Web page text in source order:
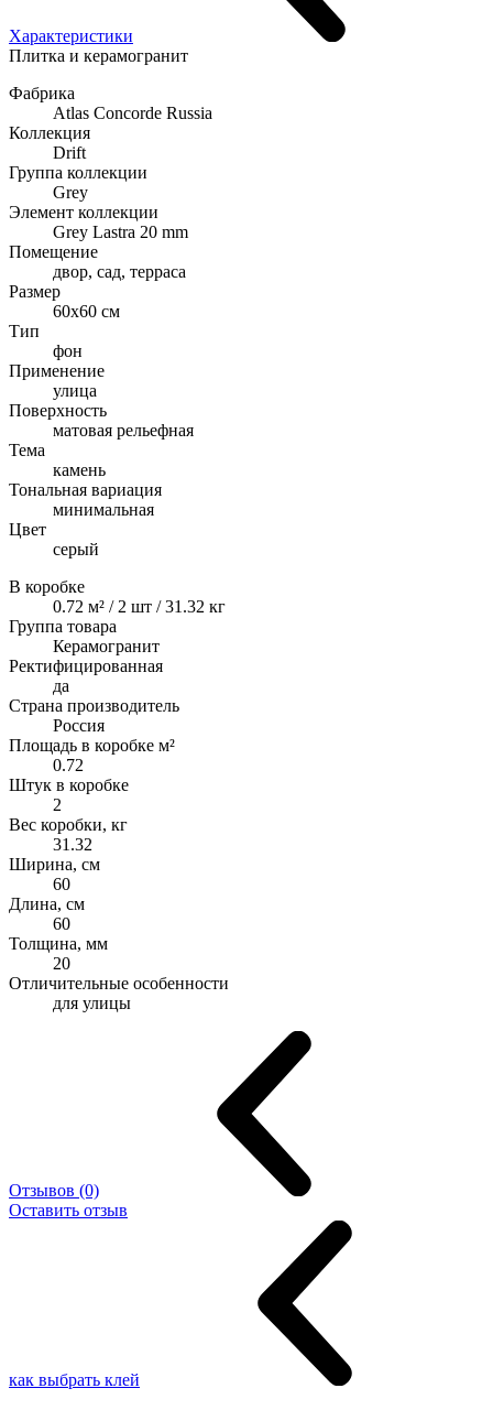
Характеристики
Плитка и керамогранит
Фабрика
Atlas Concorde Russia
Коллекция
Drift
Группа коллекции
Grey
Элемент коллекции
Grey Lastra 20 mm
Помещение
двор, сад, терраса
Размер
60x60 см
Тип
фон
Применение
улица
Поверхность
матовая рельефная
Тема
камень
Тональная вариация
минимальная
Цвет
серый
В коробке
0.72 м² / 2 шт / 31.32 кг
Группа товара
Керамогранит
Ректифицированная
да
Страна производитель
Россия
Площадь в коробке м²
0.72
Штук в коробке
2
Вес коробки, кг
31.32
Ширина, см
60
Длина, см
60
Толщина, мм
20
Отличительные особенности
для улицы
Отзывов (0)
Оставить отзыв
как выбрать клей